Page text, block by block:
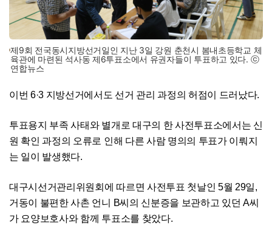
제9회 전국동시지방선거일인 지난 3일 강원 춘천시 봄내초등학교 체
육관에 마련된 석사동 제6투표소에서 유권자들이 투표하고 있다. ⓒ
연합뉴스
이번 6·3 지방선거에서도 선거 관리 과정의 허점이 드러났다.
투표용지 부족 사태와 별개로 대구의 한 사전투표소에서는 신
원 확인 과정의 오류로 인해 다른 사람 명의의 투표가 이뤄지
는 일이 발생했다.
대구시선거관리위원회에 따르면 사전투표 첫날인 5월 29일,
거동이 불편한 사촌 언니 B씨의 신분증을 보관하고 있던 A씨
가 요양보호사와 함께 투표소를 찾았다.